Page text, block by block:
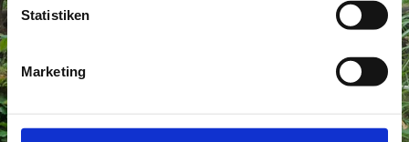
Statistiken
Marketing